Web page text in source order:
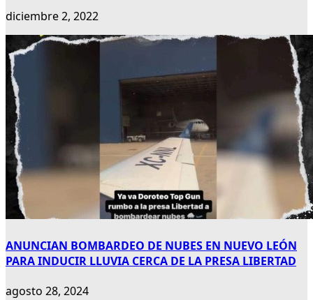
diciembre 2, 2022
ANUNCIAN BOMBARDEO DE NUBES EN NUEVO LEÓN
PARA INDUCIR LLUVIA CERCA DE LA PRESA LIBERTAD
agosto 28, 2024